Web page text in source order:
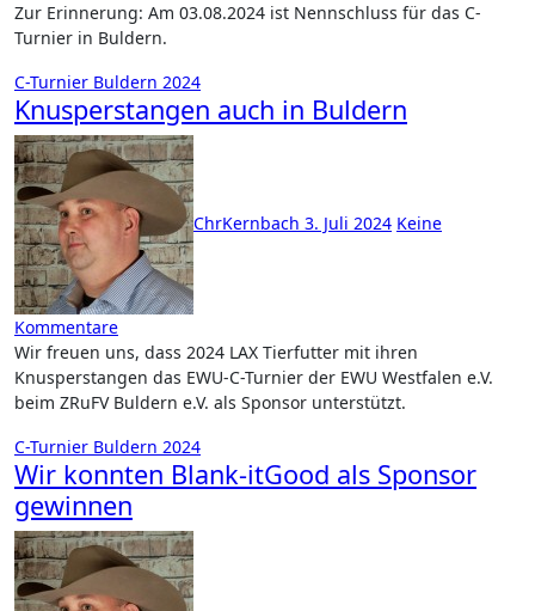
Zur Erinnerung: Am 03.08.2024 ist Nennschluss für das C-
Turnier in Buldern.
C-Turnier Buldern 2024
Knusperstangen auch in Buldern
ChrKernbach 3. Juli 2024 Keine
Kommentare
Wir freuen uns, dass 2024 LAX Tierfutter mit ihren
Knusperstangen das EWU-C-Turnier der EWU Westfalen e.V.
beim ZRuFV Buldern e.V. als Sponsor unterstützt.
C-Turnier Buldern 2024
Wir konnten Blank-itGood als Sponsor
gewinnen